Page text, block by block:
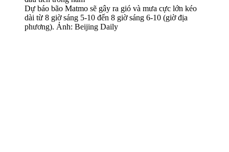
Dự báo bão Matmo sẽ gây ra gió và mưa cực lớn kéo
dài từ 8 giờ sáng 5-10 đến 8 giờ sáng 6-10 (giờ địa
phương). Ảnh: Beijing Daily